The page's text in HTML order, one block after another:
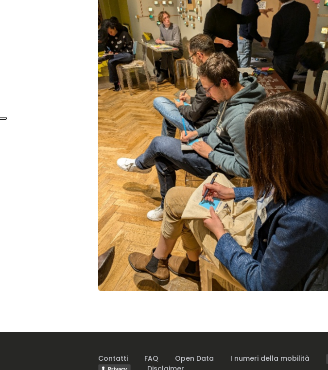
Contatti FAQ Open Data I numeri della mobilità